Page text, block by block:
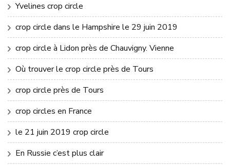
Yvelines crop circle
crop circle dans le Hampshire le 29 juin 2019
crop circle à Lidon près de Chauvigny. Vienne
Où trouver le crop circle près de Tours
crop circle près de Tours
crop circles en France
le 21 juin 2019 crop circle
En Russie c’est plus clair